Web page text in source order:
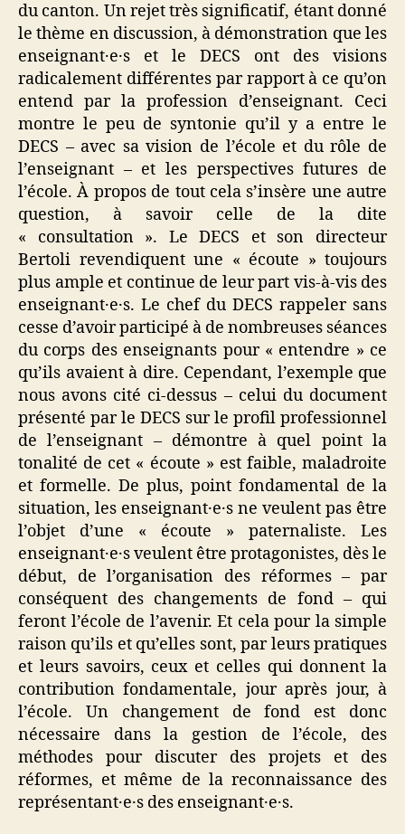
du canton. Un rejet très significatif, étant donné
le thème en discussion, à démonstration que les
enseignant·e·s et le DECS ont des visions
radicalement différentes par rapport à ce qu’on
entend par la profession d’enseignant. Ceci
montre le peu de syntonie qu’il y a entre le
DECS – avec sa vision de l’école et du rôle de
l’enseignant – et les perspectives futures de
l’école. À propos de tout cela s’insère une autre
question, à savoir celle de la dite
« consultation ». Le DECS et son directeur
Bertoli revendiquent une « écoute » toujours
plus ample et continue de leur part vis-à-vis des
enseignant·e·s. Le chef du DECS rappeler sans
cesse d’avoir participé à de nombreuses séances
du corps des enseignants pour « entendre » ce
qu’ils avaient à dire. Cependant, l’exemple que
nous avons cité ci-dessus – celui du document
présenté par le DECS sur le profil professionnel
de l’enseignant – démontre à quel point la
tonalité de cet « écoute » est faible, maladroite
et formelle. De plus, point fondamental de la
situation, les enseignant·e·s ne veulent pas être
l’objet d’une « écoute » paternaliste. Les
enseignant·e·s veulent être protagonistes, dès le
début, de l’organisation des réformes – par
conséquent des changements de fond – qui
feront l’école de l’avenir. Et cela pour la simple
raison qu’ils et qu’elles sont, par leurs pratiques
et leurs savoirs, ceux et celles qui donnent la
contribution fondamentale, jour après jour, à
l’école. Un changement de fond est donc
nécessaire dans la gestion de l’école, des
méthodes pour discuter des projets et des
réformes, et même de la reconnaissance des
représentant·e·s des enseignant·e·s.